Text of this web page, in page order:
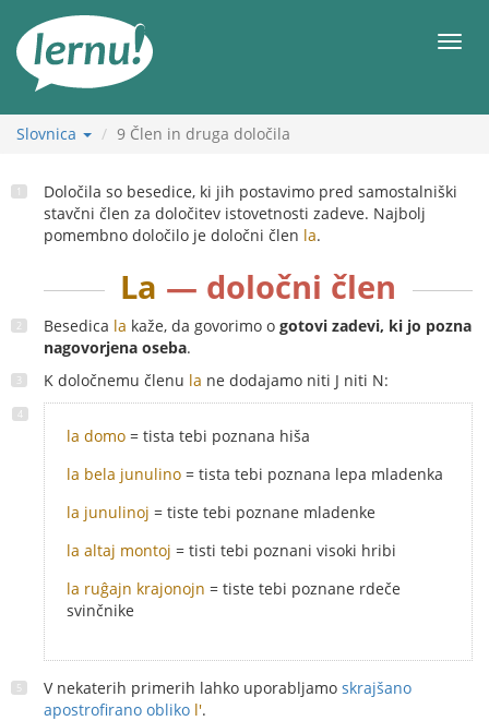
vsebini
Meni
Slovnica 9 Člen in druga določila
Določila so besedice, ki jih postavimo pred samostalniški
stavčni člen za določitev istovetnosti zadeve. Najbolj
pomembno določilo je določni člen la.
La — določni člen
Besedica la kaže, da govorimo o gotovi zadevi, ki jo pozna
nagovorjena oseba.
K določnemu členu la ne dodajamo niti J niti N:
la domo = tista tebi poznana hiša
la bela junulino = tista tebi poznana lepa mladenka
la junulinoj = tiste tebi poznane mladenke
la altaj montoj = tisti tebi poznani visoki hribi
la ruĝajn krajonojn = tiste tebi poznane rdeče
svinčnike
V nekaterih primerih lahko uporabljamo skrajšano
apostrofirano obliko l'.